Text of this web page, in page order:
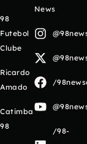
98
Futebol
Clube
Ricardo
Amado
Catimba
98
News
/
/98-